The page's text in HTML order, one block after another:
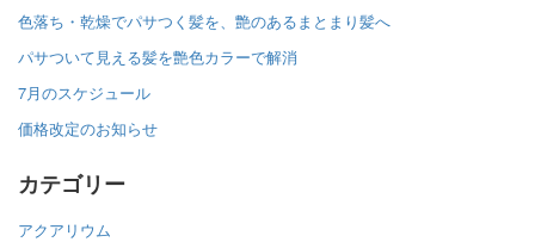
色落ち・乾燥でパサつく髪を、艶のあるまとまり髪へ
パサついて見える髪を艶色カラーで解消
7月のスケジュール
価格改定のお知らせ
カテゴリー
アクアリウム